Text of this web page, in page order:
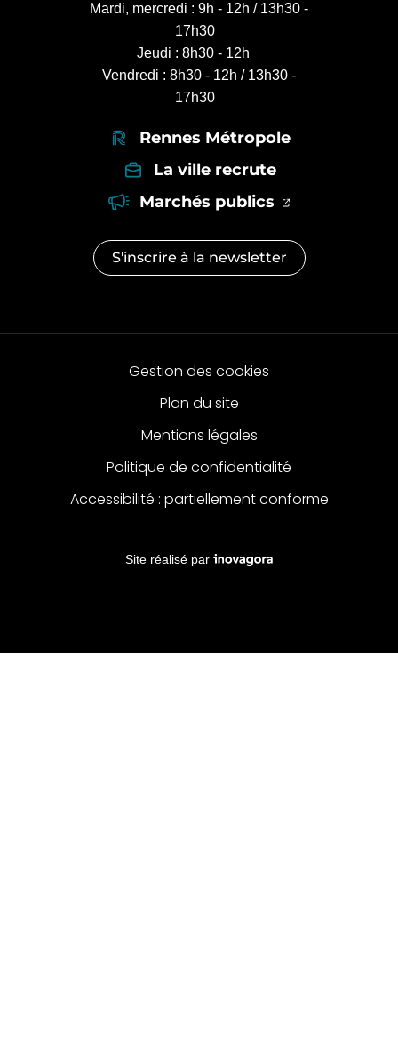
Mardi, mercredi : 9h - 12h / 13h30 -
17h30
Jeudi : 8h30 - 12h
Vendredi : 8h30 - 12h / 13h30 -
17h30
Rennes Métropole
La ville recrute
Marchés publics (ouverture
(ouverture
S'inscrire à la newsletter
Gestion des cookies
Plan du site
Mentions légales
Politique de confidentialité
Accessibilité : partiellement conforme
Site réalisé parInovagora (ouverture dans un